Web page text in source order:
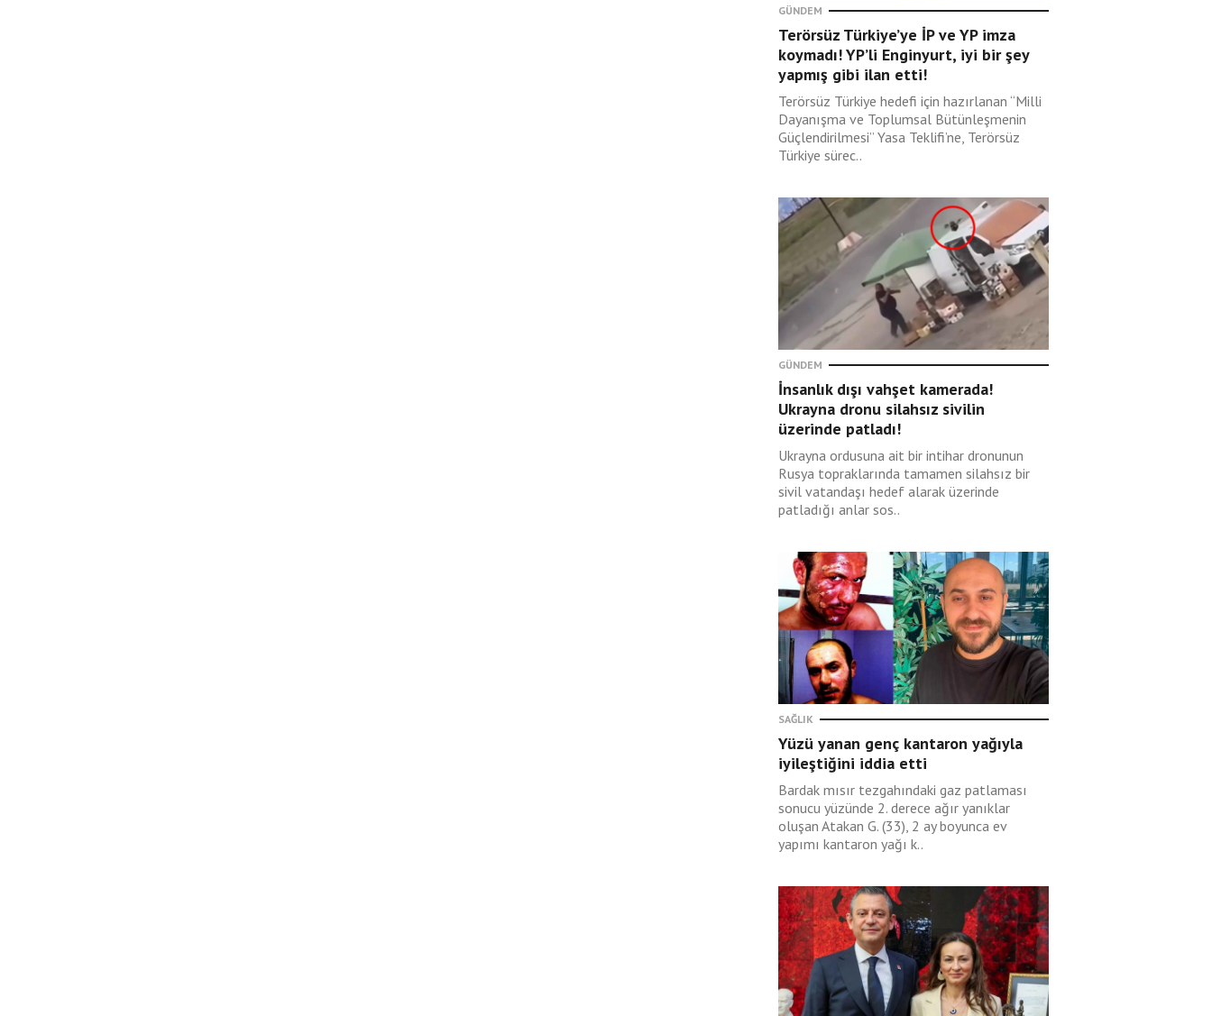
GÜNDEM
Terörsüz Türkiye’ye İP ve YP imza
koymadı! YP’li Enginyurt, iyi bir şey
yapmış gibi ilan etti!
Terörsüz Türkiye hedefi için hazırlanan “Milli
Dayanışma ve Toplumsal Bütünleşmenin
Güçlendirilmesi” Yasa Teklifi’ne, Terörsüz
Türkiye sürec..
GÜNDEM
İnsanlık dışı vahşet kamerada!
Ukrayna dronu silahsız sivilin
üzerinde patladı!
Ukrayna ordusuna ait bir intihar dronunun
Rusya topraklarında tamamen silahsız bir
sivil vatandaşı hedef alarak üzerinde
patladığı anlar sos..
SAĞLIK
Yüzü yanan genç kantaron yağıyla
iyileştiğini iddia etti
Bardak mısır tezgahındaki gaz patlaması
sonucu yüzünde 2. derece ağır yanıklar
oluşan Atakan G. (33), 2 ay boyunca ev
yapımı kantaron yağı k..